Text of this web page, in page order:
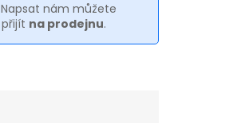
nám můžete
na prodejnu.